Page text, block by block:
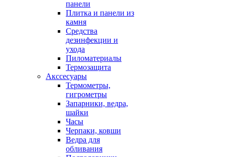
панели
Плитка и панели из
камня
Средства
дезинфекции и
ухода
Пиломатериалы
Термозащита
Аксcесуары
Термометры,
гигрометры
Запарники, ведра,
шайки
Часы
Черпаки, ковши
Ведра для
обливания